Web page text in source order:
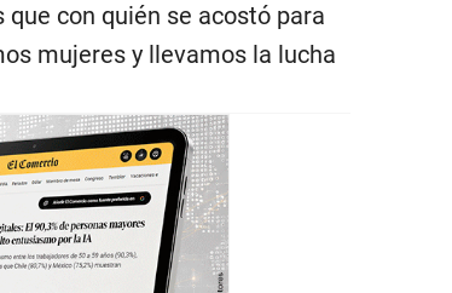
que con quién se acostó para
mujeres y llevamos la lucha